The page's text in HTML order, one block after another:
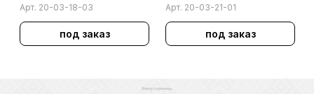
Арт. 20-03-18-03
под заказ
Арт. 20-03-21-01
под заказ